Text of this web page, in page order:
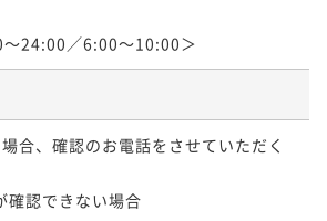
24:00／6:00～10:00＞
合、確認のお電話をさせていただく
確認できない場合